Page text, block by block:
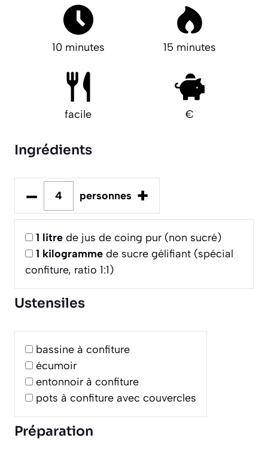
10 minutes 15 minutes
facile €
Ingrédients
– personnes +
1 litre de jus de coing pur (non sucré)
1 kilogramme de sucre gélifiant (spécial
confiture, ratio 1:1)
Ustensiles
bassine à confiture
écumoir
entonnoir à confiture
pots à confiture avec couvercles
Préparation